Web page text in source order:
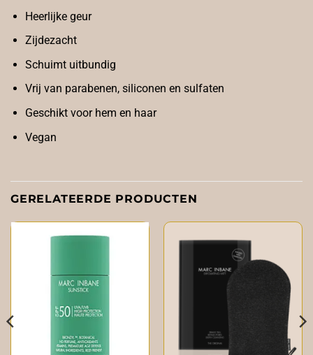
Heerlijke geur
Zijdezacht
Schuimt uitbundig
Vrij van parabenen, siliconen en sulfaten
Geschikt voor hem en haar
Vegan
GERELATEERDE PRODUCTEN